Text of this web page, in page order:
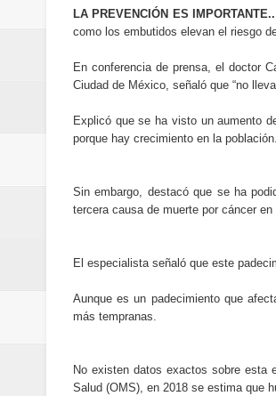
Economía
Presidente
Dirección
Más de
LA PREVENCIÓN ES IMPORTANTE..
como los embutidos elevan el riesgo
En conferencia de prensa, el doctor
Ciudad de México, señaló que “no
Explicó que se ha visto un aumento
porque hay crecimiento en la población.
Sin embargo, destacó que se ha
tercera causa de muerte por cáncer en
El especialista señaló que este
Aunque es un padecimiento que
más tempranas.
No existen datos exactos sobre esta
Salud (OMS), en 2018 se estima que